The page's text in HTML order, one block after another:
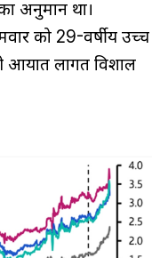
अनुमान था।
को 29-वर्षीय उच्च
आयात लागत विशाल